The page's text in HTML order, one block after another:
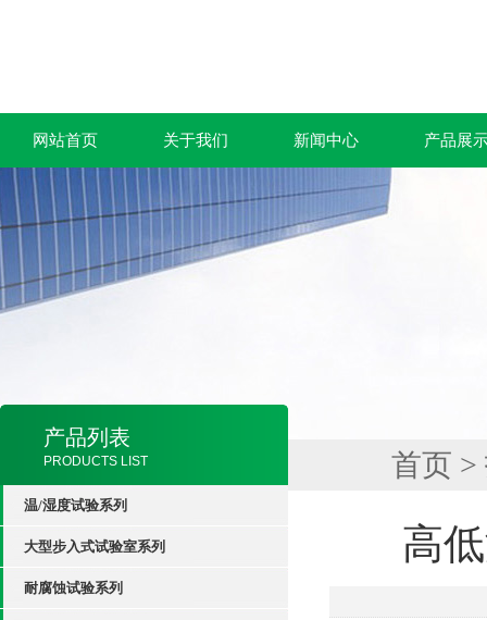
网站首页 关于我们 新闻中心 产品展
产品列表
PRODUCTS LIST
温/湿度试验系列
大型步入式试验室系列
耐腐蚀试验系列
首页 >
高